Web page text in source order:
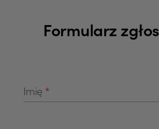
Formularz
Imię *